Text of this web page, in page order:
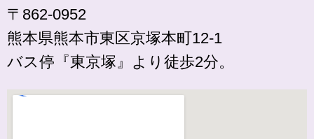
〒862-0952
熊本県熊本市東区京塚本町12-1
バス停『東京塚』より徒歩2分。